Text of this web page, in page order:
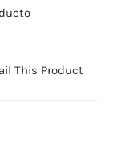
This Product